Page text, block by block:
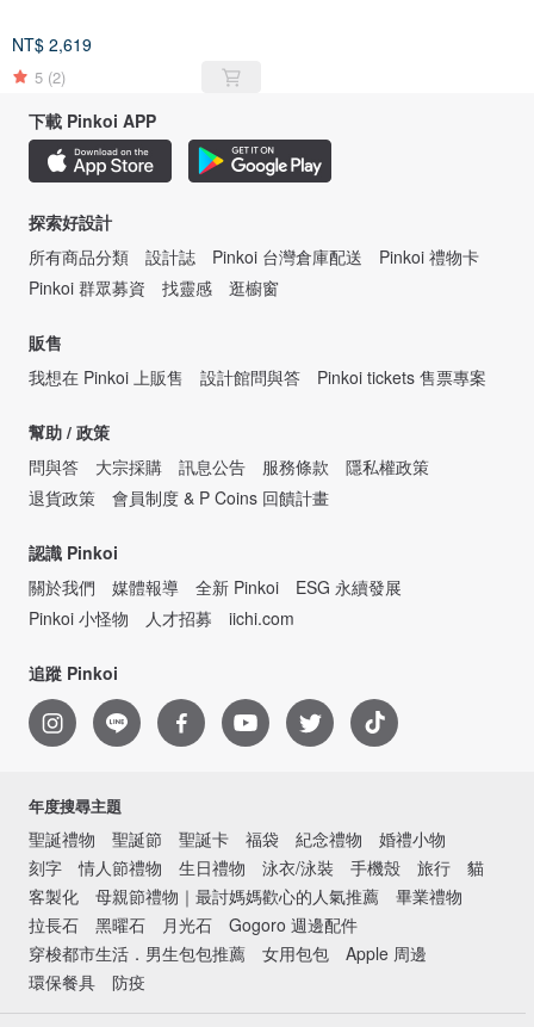
NT$ 2,619
5 (2)
下載 Pinkoi APP
探索好設計
所有商品分類
設計誌 Pinkoi 台灣倉庫配送
Pinkoi 禮物卡
Pinkoi 群眾募資
找靈感 逛櫥窗
販售
我想在 Pinkoi 上販售
設計館問與答 Pinkoi tickets 售票專案
幫助 / 政策
問與答
大宗採購 訊息公告 服務條款
隱私權政策
退貨政策
會員制度 & P Coins 回饋計畫
認識 Pinkoi
關於我們
媒體報導 全新 Pinkoi
ESG 永續發展
Pinkoi 小怪物
人才招募 iichi.com
追蹤 Pinkoi
年度搜尋主題
聖誕禮物 聖誕節 聖誕卡 福袋 紀念禮物
婚禮小物
刻字
情人節禮物 生日禮物 泳衣/泳裝 手機殼 旅行
貓
客製化
母親節禮物｜最討媽媽歡心的人氣推薦
畢業禮物
拉長石
黑曜石 月光石
Gogoro 週邊配件
穿梭都市生活．男生包包推薦
女用包包
Apple 周邊
環保餐具
防疫